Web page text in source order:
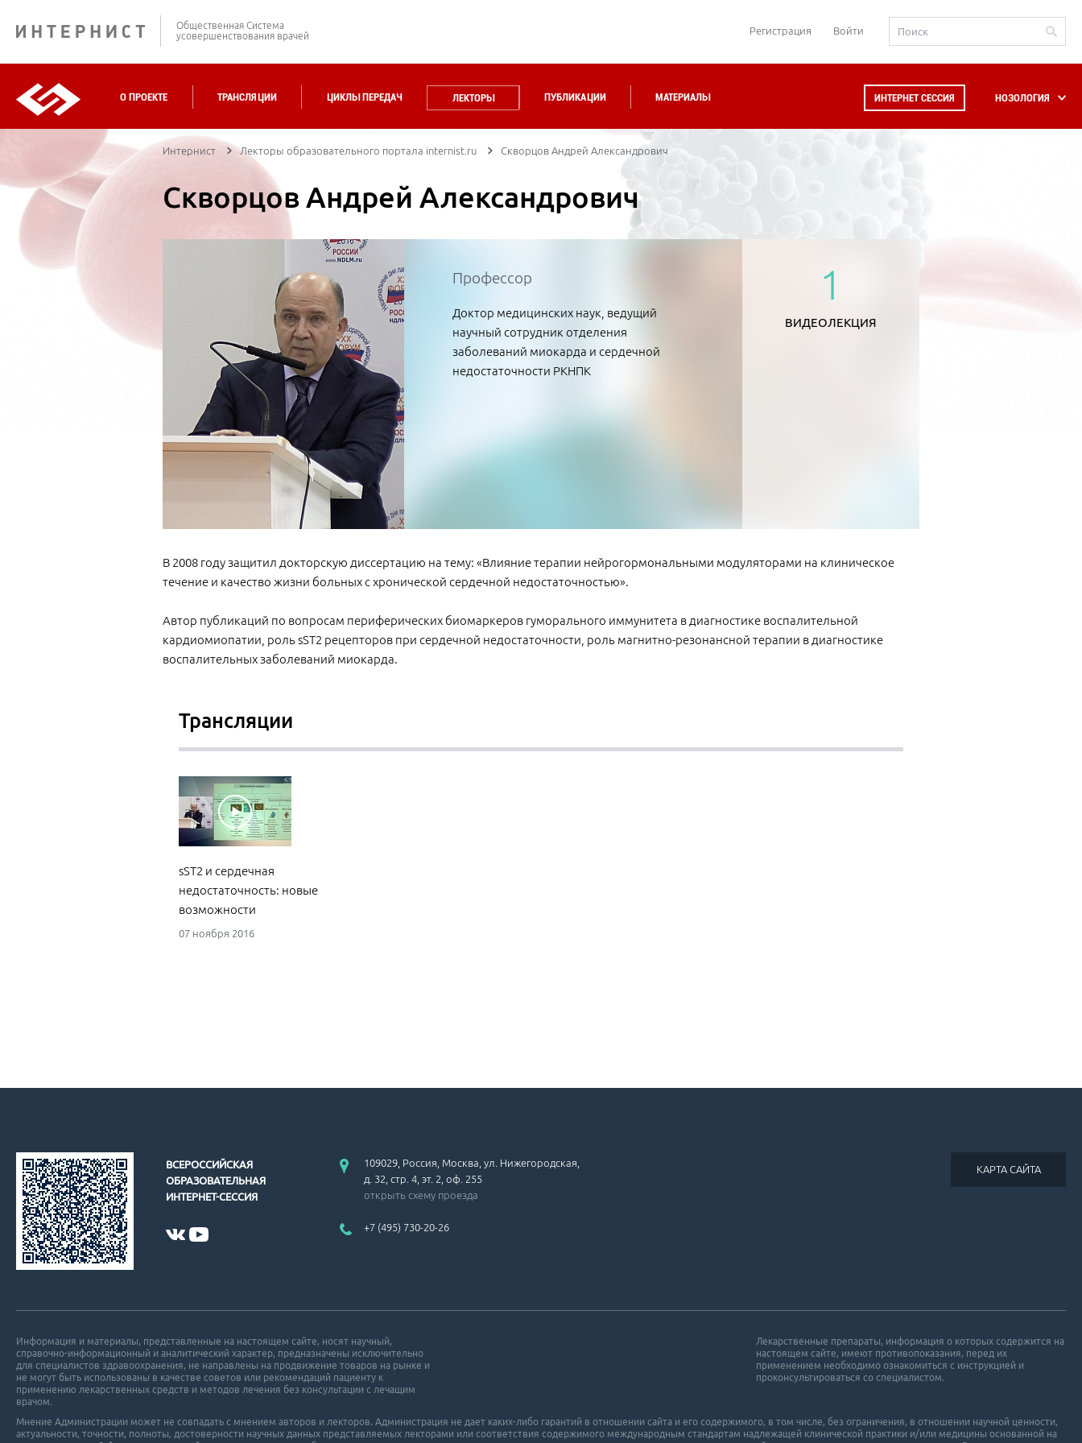
Общественная Система
усовершенствования врачей
Регистрация Войти
О ПРОЕКТЕ ТРАНСЛЯЦИИ ЦИКЛЫ ПЕРЕДАЧ ЛЕКТОРЫ ПУБЛИКАЦИИ МАТЕРИАЛЫ ИНТЕРНЕТ СЕССИЯ НОЗОЛОГИЯ
Интернист Лекторы образовательного портала internist.ru Скворцов Андрей Александрович
Скворцов Андрей Александрович
Профессор
Доктор медицинских наук, ведущий
научный сотрудник отделения
заболеваний миокарда и сердечной
недостаточности РКНПК
1
ВИДЕОЛЕКЦИЯ
В 2008 году защитил докторскую диссертацию на тему: «Влияние терапии нейрогормональными модуляторами на клиническое
течение и качество жизни больных с хронической сердечной недостаточностью».
Автор публикаций по вопросам периферических биомаркеров гуморального иммунитета в диагностике воспалительной
кардиомиопатии, роль sST2 рецепторов при сердечной недостаточности, роль магнитно-резонансной терапии в диагностике
воспалительных заболеваний миокарда.
Трансляции
sST2 и сердечная
недостаточность: новые
возможности
07 ноября 2016
ВСЕРОССИЙСКАЯ
ОБРАЗОВАТЕЛЬНАЯ
ИНТЕРНЕТ-СЕССИЯ
109029, Россия, Москва, ул. Нижегородская,
д. 32, стр. 4, эт. 2, оф. 255
открыть схему проезда
+7 (495) 730-20-26
КАРТА САЙТА
Информация и материалы, представленные на настоящем сайте, носят научный,
справочно-информационный и аналитический характер, предназначены исключительно
для специалистов здравоохранения, не направлены на продвижение товаров на рынке и
не могут быть использованы в качестве советов или рекомендаций пациенту к
применению лекарственных средств и методов лечения без консультации с лечащим
врачом.
Лекарственные препараты, информация о которых содержится на
настоящем сайте, имеют противопоказания, перед их
применением необходимо ознакомиться с инструкцией и
проконсультироваться со специалистом.
Мнение Администрации может не совпадать с мнением авторов и лекторов. Администрация не дает каких-либо гарантий в отношении cайта и его cодержимого, в том числе, без ограничения, в отношении научной ценности,
актуальности, точности, полноты, достоверности научных данных представляемых лекторами или соответствия содержимого международным стандартам надлежащей клинической практики и/или медицины основанной на